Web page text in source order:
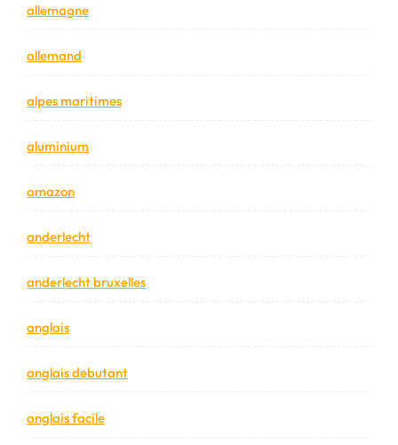
allemagne
allemand
alpes maritimes
aluminium
amazon
anderlecht
anderlecht bruxelles
anglais
anglais debutant
anglais facile